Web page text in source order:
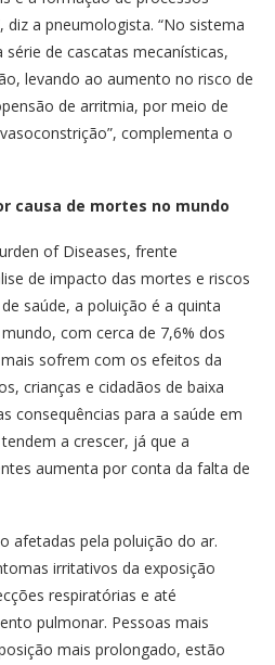
diz a pneumologista. “No sistema
de cascatas mecanísticas,
levando ao aumento no risco de
de arritmia, por meio de
complementa o
causa de mortes no mundo
of Diseases, frente
de impacto das mortes e riscos
saúde, a poluição é a quinta
com cerca de 7,6% dos
sofrem com os efeitos da
crianças e cidadãos de baixa
consequências para a saúde em
a crescer, já que a
aumenta por conta da falta de
afetadas pela poluição do ar.
irritativos da exposição
respiratórias e até
pulmonar. Pessoas mais
mais prolongado, estão